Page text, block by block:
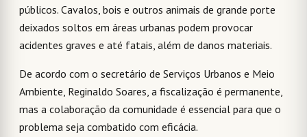
públicos. Cavalos, bois e outros animais de grande porte
deixados soltos em áreas urbanas podem provocar
acidentes graves e até fatais, além de danos materiais.
De acordo com o secretário de Serviços Urbanos e Meio
Ambiente, Reginaldo Soares, a fiscalização é permanente,
mas a colaboração da comunidade é essencial para que o
problema seja combatido com eficácia.